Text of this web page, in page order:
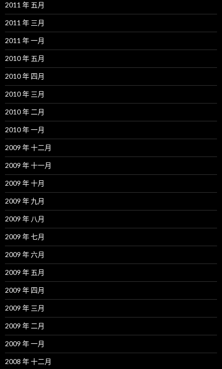
2011 年 五月
2011 年 三月
2011 年 一月
2010 年 五月
2010 年 四月
2010 年 三月
2010 年 二月
2010 年 一月
2009 年 十二月
2009 年 十一月
2009 年 十月
2009 年 九月
2009 年 八月
2009 年 七月
2009 年 六月
2009 年 五月
2009 年 四月
2009 年 三月
2009 年 二月
2009 年 一月
2008 年 十二月